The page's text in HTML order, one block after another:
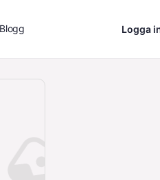
Blogg Logga